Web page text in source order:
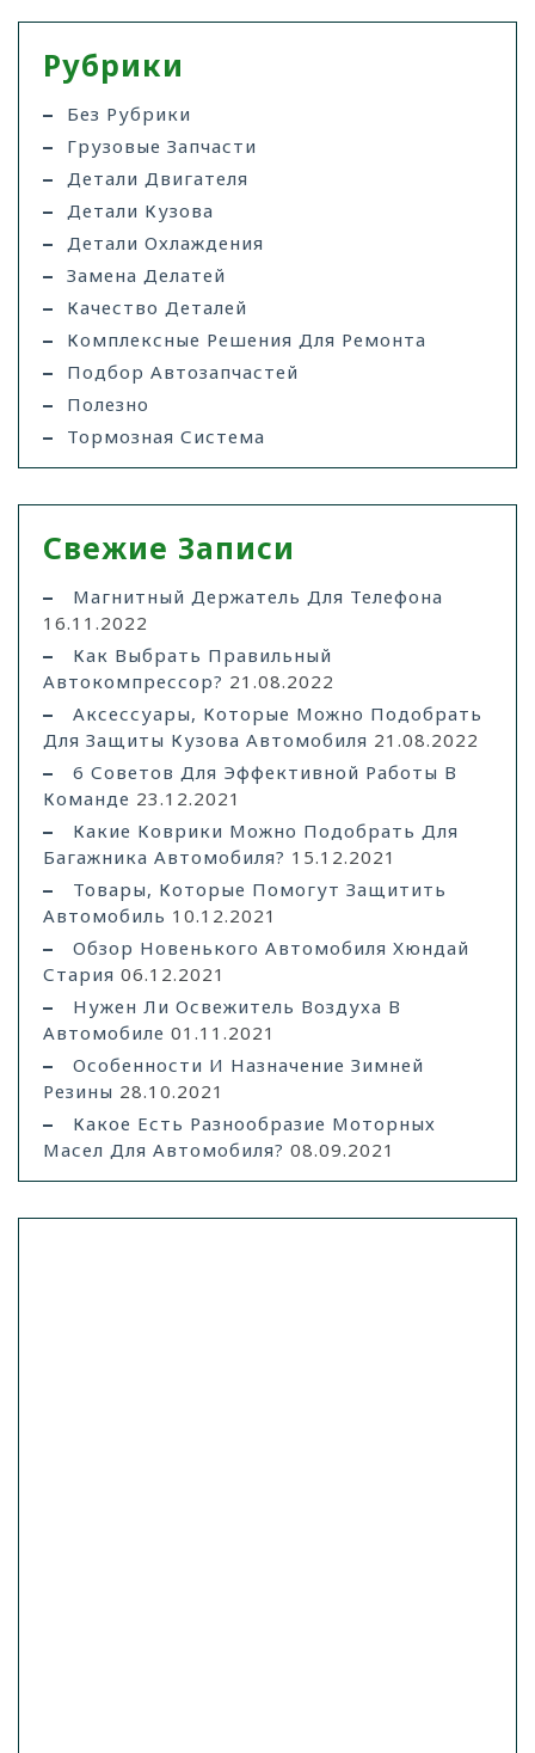
Рубрики
Без Рубрики
Грузовые Запчасти
Детали Двигателя
Детали Кузова
Детали Охлаждения
Замена Делатей
Качество Деталей
Комплексные Решения Для Ремонта
Подбор Автозапчастей
Полезно
Тормозная Система
Свежие Записи
Магнитный Держатель Для Телефона
16.11.2022
Как Выбрать Правильный
Автокомпрессор? 21.08.2022
Аксессуары, Которые Можно Подобрать
Для Защиты Кузова Автомобиля 21.08.2022
6 Советов Для Эффективной Работы В
Команде 23.12.2021
Какие Коврики Можно Подобрать Для
Багажника Автомобиля? 15.12.2021
Товары, Которые Помогут Защитить
Автомобиль 10.12.2021
Обзор Новенького Автомобиля Хюндай
Стария 06.12.2021
Нужен Ли Освежитель Воздуха В
Автомобиле 01.11.2021
Особенности И Назначение Зимней
Резины 28.10.2021
Какое Есть Разнообразие Моторных
Масел Для Автомобиля? 08.09.2021